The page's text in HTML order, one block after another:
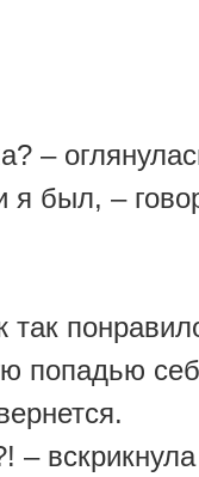
–
я был, –
попадью
–